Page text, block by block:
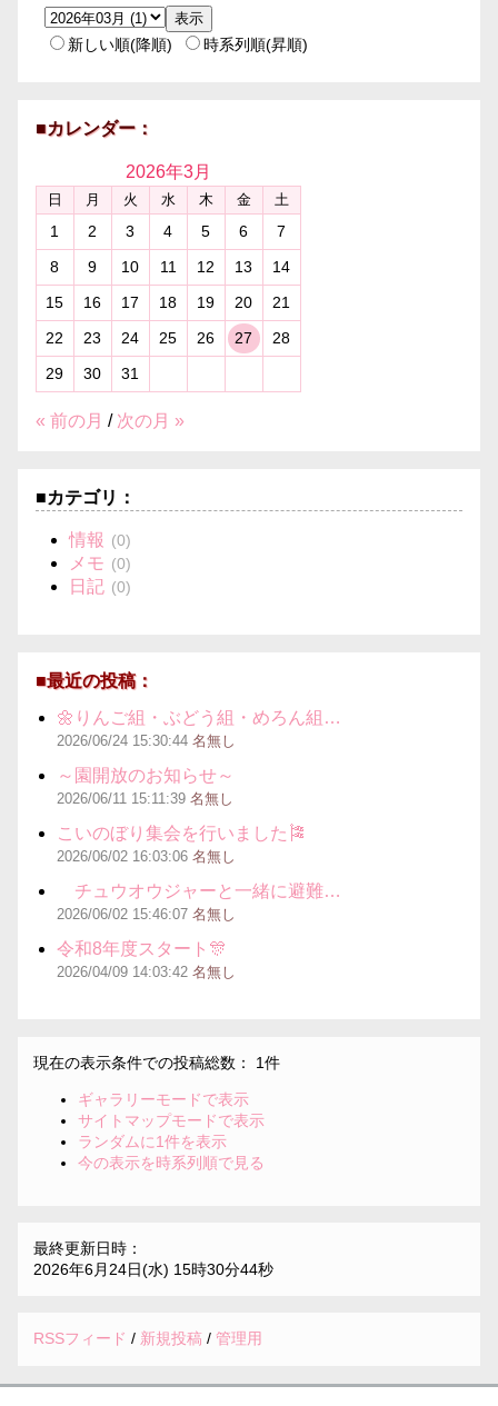
新しい順(降順) 時系列順(昇順)
■カレンダー：
2026年3月
日 月 火 水 木 金 土
1 2 3 4 5 6
7
8
9 10 11 12 13
14
15
16 17 18 19 20
21
22
23 24 25 26 27
28
29
30 31
« 前の月 / 次の月 »
■カテゴリ：
情報 (0)
メモ (0)
日記 (0)
■最近の投稿：
🌼りんご組・ぶどう組・めろん組…
2026/06/24 15:30:44 名無し
～園開放のお知らせ～
2026/06/11 15:11:39 名無し
こいのぼり集会を行いました🎏
2026/06/02 16:03:06 名無し
チュウオウジャーと一緒に避難…
2026/06/02 15:46:07 名無し
令和8年度スタート🎊
2026/04/09 14:03:42 名無し
現在の表示条件での投稿総数： 1件
ギャラリーモードで表示
サイトマップモードで表示
ランダムに1件を表示
今の表示を時系列順で見る
最終更新日時：
2026年6月24日(水) 15時30分44秒
RSSフィード / 新規投稿 /管理用